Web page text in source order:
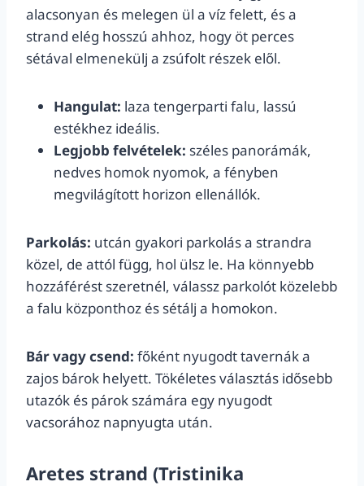
alacsonyan és melegen ül a víz felett, és a
strand elég hosszú ahhoz, hogy öt perces
sétával elmenekülj a zsúfolt részek elől.
Hangulat: laza tengerparti falu, lassú
estékhez ideális.
Legjobb felvételek: széles panorámák,
nedves homok nyomok, a fényben
megvilágított horizon ellenállók.
Parkolás: utcán gyakori parkolás a strandra
közel, de attól függ, hol ülsz le. Ha könnyebb
hozzáférést szeretnél, válassz parkolót közelebb
a falu központhoz és sétálj a homokon.
Bár vagy csend: főként nyugodt tavernák a
zajos bárok helyett. Tökéletes választás idősebb
utazók és párok számára egy nyugodt
vacsorához napnyugta után.
Aretes strand (Tristinika